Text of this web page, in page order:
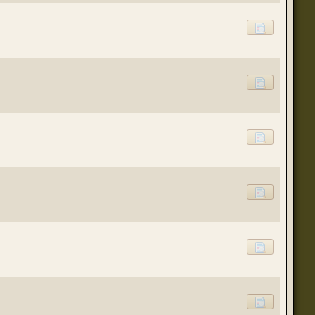
(20 августа 2023 - 08:09 )
(16 мая 2023 - 12:14 )
(07 апреля 2023 - 10:04 )
(07 апреля 2023 - 02:22 )
(01 апреля 2023 - 12:21 )
(01 апреля 2023 - 12:00 )
(31 марта 2023 - 05:51 )
(29 марта 2023 - 11:11 )
(23 марта 2023 - 02:58 )
временного складирования переводов.
(21 марта 2023 - 09:01 )
(05 октября 2022 - 10:30 )